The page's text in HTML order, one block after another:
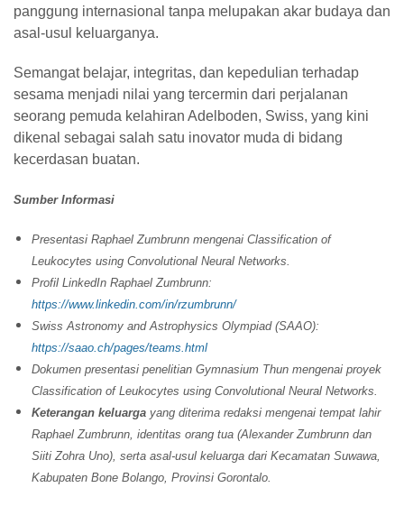
panggung internasional tanpa melupakan akar budaya dan
asal-usul keluarganya.
Semangat belajar, integritas, dan kepedulian terhadap
sesama menjadi nilai yang tercermin dari perjalanan
seorang pemuda kelahiran Adelboden, Swiss, yang kini
dikenal sebagai salah satu inovator muda di bidang
kecerdasan buatan.
Sumber Informasi
Presentasi Raphael Zumbrunn mengenai Classification of
Leukocytes using Convolutional Neural Networks
Profil LinkedIn Raphael Zumbrunn:
https://www.linkedin.com/in/rzumbrunn/
Swiss Astronomy and Astrophysics Olympiad (SAAO):
https://saao.ch/pages/teams.html
Dokumen presentasi penelitian Gymnasium Thun mengenai proyek
Classification of Leukocytes using Convolutional Neural Networks
Keterangan keluarga yang diterima redaksi mengenai tempat lahir
Raphael Zumbrunn, identitas orang tua (Alexander Zumbrunn dan
Siiti Zohra Uno), serta asal-usul keluarga dari Kecamatan Suwawa,
Kabupaten Bone Bolango, Provinsi Gorontalo.